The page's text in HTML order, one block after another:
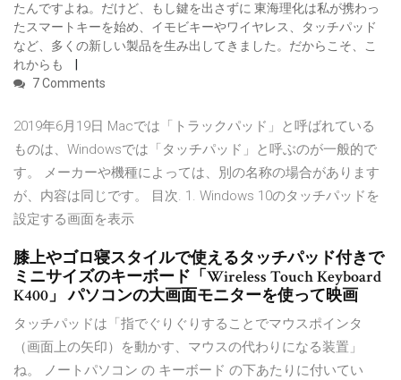
たんですよね。だけど、もし鍵を出さずに 東海理化は私が携わっ
たスマートキーを始め、イモビキーやワイヤレス、タッチパッド
など、多くの新しい製品を生み出してきました。だからこそ、こ
れからも
7 Comments
2019年6月19日 Macでは「トラックパッド」と呼ばれている
ものは、Windowsでは「タッチパッド」と呼ぶのが一般的で
す。 メーカーや機種によっては、別の名称の場合があります
が、内容は同じです。 目次. 1. Windows 10のタッチパッドを
設定する画面を表示
膝上やゴロ寝スタイルで使えるタッチパッド付きで
ミニサイズのキーボード「Wireless Touch Keyboard
K400」 パソコンの大画面モニターを使って映画
タッチパッドは「指でぐりぐりすることでマウスポインタ
（画面上の矢印）を動かす、マウスの代わりになる装置」
ね。 ノートパソコン の キーボード の下あたりに付いてい